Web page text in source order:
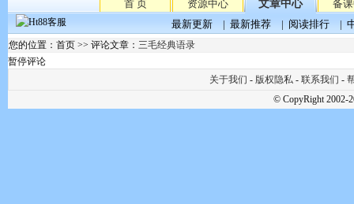
首 页 资源中心 文章中心
备
最新更新| 最新推荐| 阅读排行|
您的位置：首页 >> 评论文章： 三毛经典语录
暂停评论
关于我们 - 版权隐私 - 联系我们 -
© CopyRight 2002-